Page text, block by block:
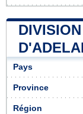
Pays
Province
Région